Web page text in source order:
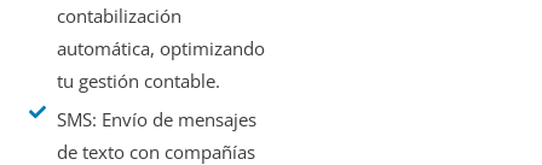
contabilización
automática, optimizando
tu gestión contable.
SMS: Envío de mensajes
de texto con compañías